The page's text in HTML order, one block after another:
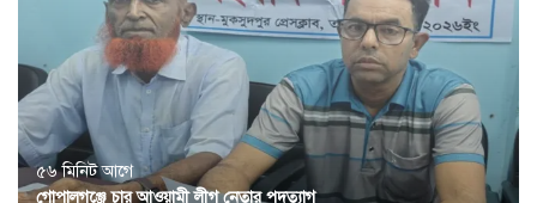
৫৬ মিনিট আগে
গোপালগঞ্জে চার আওয়ামী লীগ নেতার পদত্যাগ